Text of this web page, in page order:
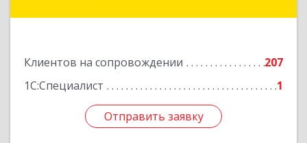
Клиентов на сопровождении
207
1С:Специалист
1
Отправить заявку
Отправить заявку